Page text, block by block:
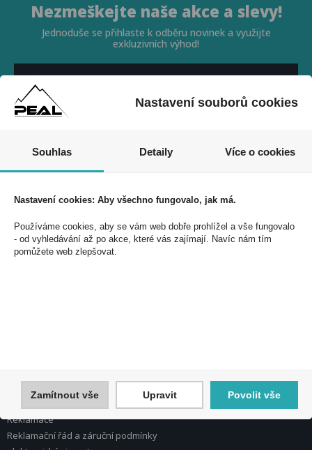
Nezmeškejte naše akce a slevy!
Jednoduše se přihlaste k odběru novinek a využijte
exkluzivních výhod!
Souhlasím se zpracováním osobních údajů *
U Plynárny 412/101
101 00 Praha 10
Česká republika
Reklamace
Reklamační řád a záruční podmínky
Nastavení souborů cookies
Souhlas Detaily Více o cookies
Nastavení cookies: Aby všechno fungovalo, jak má.
Používáme cookies, aby se vám web dobře prohlížel a vše fungovalo
- od vyhledávání až po akce, které vás zajímají. Navíc nám tím
pomůžete web zlepšovat.
Zamítnout vše Upravit Povolit vše